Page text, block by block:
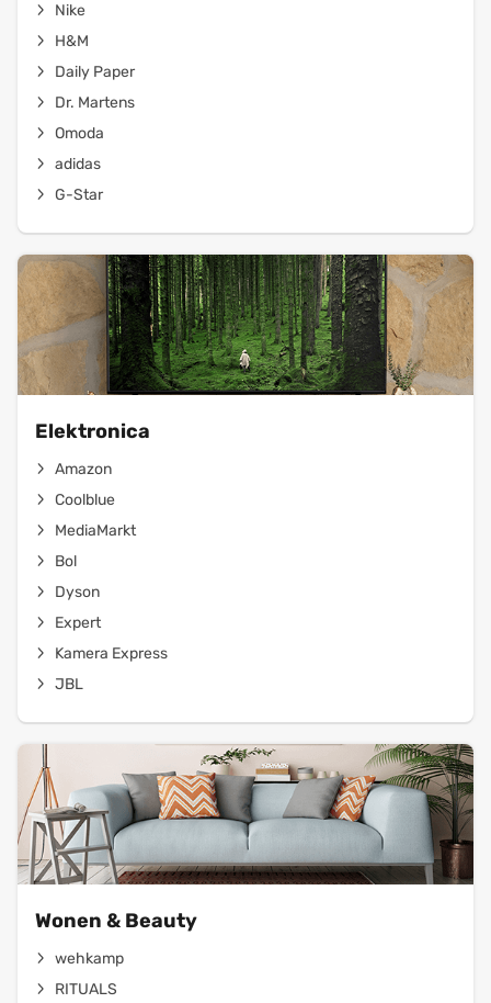
Nike
H&M
Daily Paper
Dr. Martens
Omoda
adidas
G-Star
Elektronica
Amazon
Coolblue
MediaMarkt
Bol
Dyson
Expert
Kamera Express
JBL
Wonen & Beauty
wehkamp
RITUALS